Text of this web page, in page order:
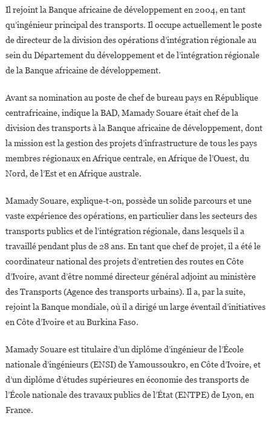
Il rejoint la Banque africaine de développement en 2004, en tant
qu’ingénieur principal des transports. Il occupe actuellement le poste
de directeur de la division des opérations d’intégration régionale au
sein du Département du développement et de l’intégration régionale
de la Banque africaine de développement.
Avant sa nomination au poste de chef de bureau pays en République
centrafricaine, indique la BAD, Mamady Souare était chef de la
division des transports à la Banque africaine de développement, dont
la mission est la gestion des projets d’infrastructure de tous les pays
membres régionaux en Afrique centrale, en Afrique de l’Ouest, du
Nord, de l’Est et en Afrique australe.
Mamady Souare, explique-t-on, possède un solide parcours et une
vaste expérience des opérations, en particulier dans les secteurs des
transports publics et de l’intégration régionale, dans lesquels il a
travaillé pendant plus de 28 ans. En tant que chef de projet, il a été le
coordinateur national des projets d’entretien des routes en Côte
d’Ivoire, avant d’être nommé directeur général adjoint au ministère
des Transports (Agence des transports urbains). Il a, par la suite,
rejoint la Banque mondiale, où il a dirigé un large éventail d’initiatives
en Côte d’Ivoire et au Burkina Faso.
Mamady Souare est titulaire d’un diplôme d’ingénieur de l’École
nationale d’ingénieurs (ENSI) de Yamoussoukro, en Côte d’Ivoire, et
d’un diplôme d’études supérieures en économie des transports de
l’École nationale des travaux publics de l’État (ENTPE) de Lyon, en
France.